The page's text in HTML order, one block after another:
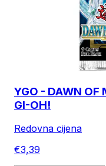
YGO - DAWN OF
GI-OH!
Redovna cijena
€3,39